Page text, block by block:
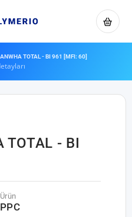
TOTAL - BI 961 [MFI: 60]
TOTAL - BI
Ürün
PPC